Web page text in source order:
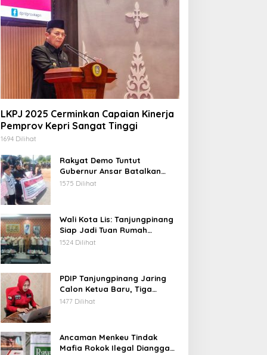
LKPJ 2025 Cerminkan Capaian Kinerja
Pemprov Kepri Sangat Tinggi
1694 Dilihat
Rakyat Demo Tuntut
Gubernur Ansar Batalkan
Lelang Kawasan Gurindam 12
1575 Dilihat
Wali Kota Lis: Tanjungpinang
Siap Jadi Tuan Rumah
Porprov Kepri VI 2026
1524 Dilihat
PDIP Tanjungpinang Jaring
Calon Ketua Baru, Tiga
Kandidat Jalani Psikotest
1477 Dilihat
Ancaman Menkeu Tindak
Mafia Rokok Ilegal Dianggap